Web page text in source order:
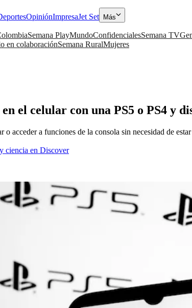
OpiniónImpresaJet Set Más
Semana PlayMundoConfidencialesSemana TV
en colaboraciónSemana RuralMujeres
el celular con una PS5 o PS4 y
acceder a funciones de la consola sin necesidad de
ciencia en Discover